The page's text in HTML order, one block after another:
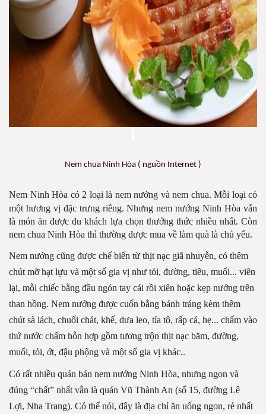
Nem chua Ninh Hòa ( nguồn Internet )
Nem Ninh Hòa có 2 loại là nem nướng và nem chua. Mỗi loại có
một hương vị đặc trưng riêng. Nhưng nem nướng Ninh Hòa vẫn
là món ăn được du khách lựa chọn thưởng thức nhiều nhất. Còn
nem chua Ninh Hòa thì thường được mua về làm quà là chủ yếu.
Nem nướng cũng được chế biến từ thịt nạc giã nhuyễn, có thêm
chút mỡ hạt lựu và một số gia vị như tỏi, đường, tiêu, muối... viên
lại, mỗi chiếc bằng đầu ngón tay cái rồi xiên hoặc kẹp nướng trên
than hồng. Nem nướng được cuốn bằng bánh tráng kèm thêm
chút sà lách, chuối chát, khế, dưa leo, tía tô, rấp cá, hẹ... chấm vào
thứ nước chấm hỗn hợp gồm tương trộn thịt nạc băm, đường,
muối, tỏi, ớt, đậu phộng và một số gia vị khác..
Có rất nhiều quán bán nem nướng Ninh Hòa, nhưng ngon và
đúng “chất” nhất vẫn là quán Vũ Thành An (số 15, đường Lê
Lợi, Nha Trang). Có thể nói, đây là địa chỉ ăn uống ngon, rẻ nhất